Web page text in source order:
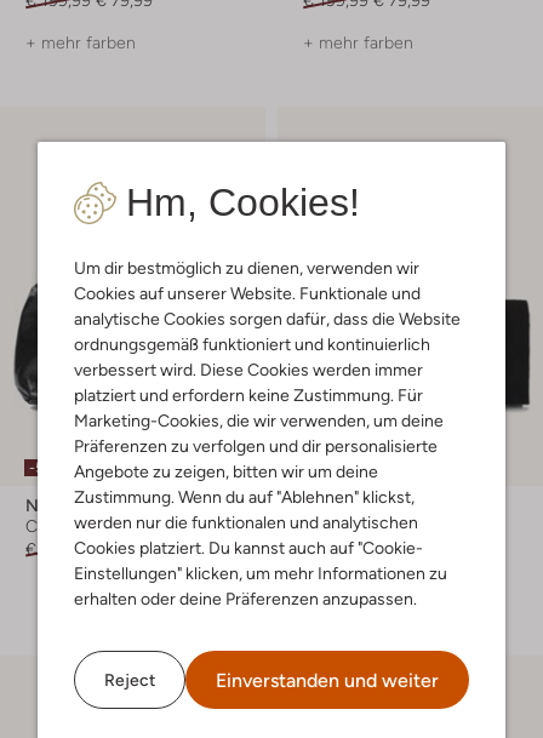
Hm, Cookies!
Um dir bestmöglich zu dienen, verwenden wir
Cookies auf unserer Website. Funktionale und
analytische Cookies sorgen dafür, dass die Website
ordnungsgemäß funktioniert und kontinuierlich
verbessert wird. Diese Cookies werden immer
platziert und erfordern keine Zustimmung. Für
Marketing-Cookies, die wir verwenden, um deine
Präferenzen zu verfolgen und dir personalisierte
Angebote zu zeigen, bitten wir um deine
Zustimmung. Wenn du auf "Ablehnen" klickst,
werden nur die funktionalen und analytischen
Cookies platziert. Du kannst auch auf "Cookie-
Einstellungen" klicken, um mehr Informationen zu
erhalten oder deine Präferenzen anzupassen.
Reject Einverstanden und weiter
+ mehr farben + mehr farben
-50%
Notre-V
Clutch
€ 59,99 € 29,99
-70%
Lodi
Clutch
€ 199,99 € 59,99
+ mehr farben